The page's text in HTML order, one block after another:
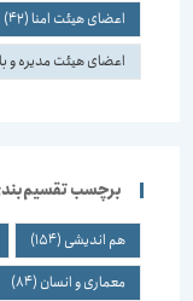
اعضای هیئت امنا (42)
اعضای هیئت مدیره و
برچسب
هم اندیشی(154)
معماری و انسان(84)